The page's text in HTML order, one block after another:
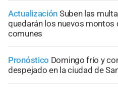
Actualización Suben las
quedarán los nuevos montos
comunes
Pronóstico Domingo frío y
despejado en la ciudad de